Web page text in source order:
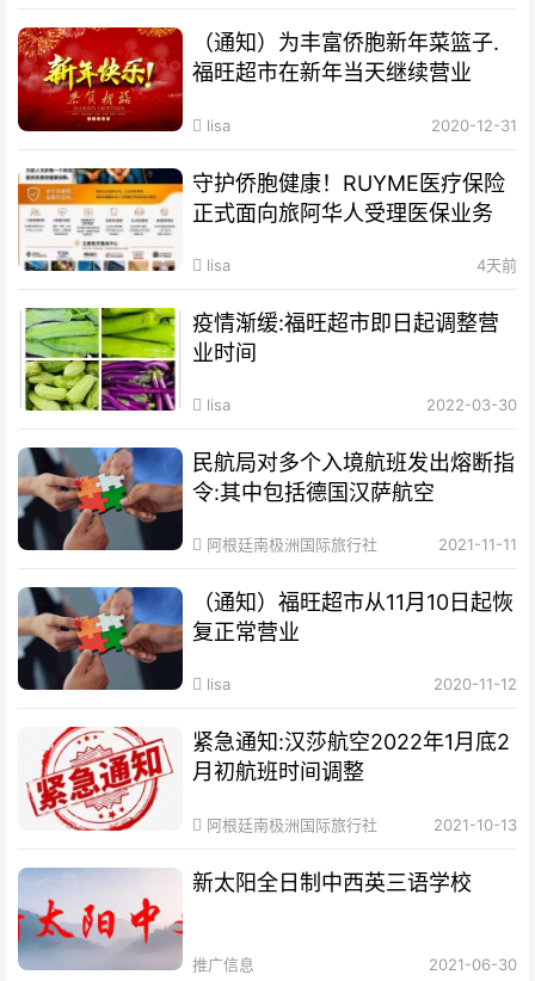
（通知）为丰富侨胞新年菜篮子.
福旺超市在新年当天继续营业
lisa 2020-12-31
守护侨胞健康！RUYME医疗保险
正式面向旅阿华人受理医保业务
lisa 4天前
疫情渐缓:福旺超市即日起调整营
业时间
lisa 2022-03-30
民航局对多个入境航班发出熔断指
令:其中包括德国汉萨航空
阿根廷南极洲国际旅行社 2021-11-11
（通知）福旺超市从11月10日起恢
复正常营业
lisa 2020-11-12
紧急通知:汉莎航空2022年1月底2
月初航班时间调整
阿根廷南极洲国际旅行社 2021-10-13
新太阳全日制中西英三语学校
推广信息 2021-06-30